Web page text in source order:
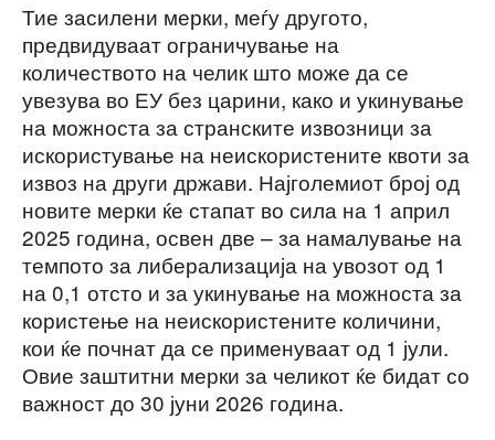
Тие засилени мерки, меѓу другото,
предвидуваат ограничување на
количеството на челик што може да се
увезува во ЕУ без царини, како и укинување
на можноста за странските извозници за
искористување на неискористените квоти за
извоз на други држави. Најголемиот број од
новите мерки ќе стапат во сила на 1 април
2025 година, освен две – за намалување на
темпото за либерализација на увозот од 1
на 0,1 отсто и за укинување на можноста за
користење на неискористените количини,
кои ќе почнат да се применуваат од 1 јули.
Овие заштитни мерки за челикот ќе бидат со
важност до 30 јуни 2026 година.